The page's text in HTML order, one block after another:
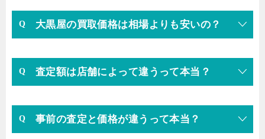
大黒屋の買取価格は相場よりも安いの？
査定額は店舗によって違うって本当？
事前の査定と価格が違うって本当？